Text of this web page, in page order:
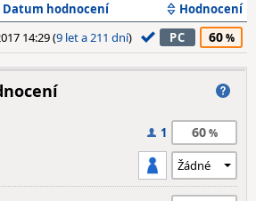
Datum hodnocení
Hodnocení
14:29 (9 let a 211 dní) PC 60
1 60